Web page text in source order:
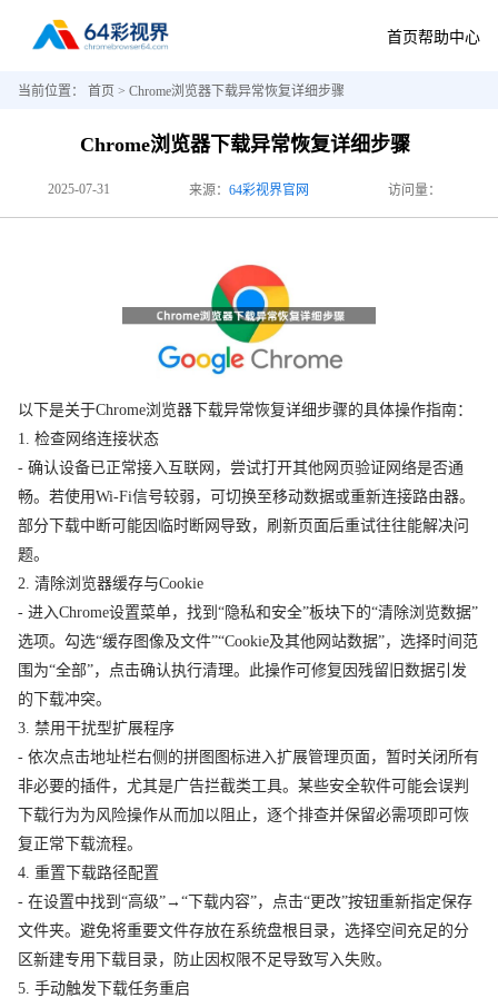
首页帮助中心
当前位置： 首页 > Chrome浏览器下载异常恢复详细步骤
Chrome浏览器下载异常恢复详细步骤
2025-07-31 来源： 64彩视界官网 访问量：
以下是关于Chrome浏览器下载异常恢复详细步骤的具体操作指南：
1. 检查网络连接状态
- 确认设备已正常接入互联网，尝试打开其他网页验证网络是否通
畅。若使用Wi-Fi信号较弱，可切换至移动数据或重新连接路由器。
部分下载中断可能因临时断网导致，刷新页面后重试往往能解决问
题。
2. 清除浏览器缓存与Cookie
- 进入Chrome设置菜单，找到“隐私和安全”板块下的“清除浏览数据”
选项。勾选“缓存图像及文件”“Cookie及其他网站数据”，选择时间范
围为“全部”，点击确认执行清理。此操作可修复因残留旧数据引发
的下载冲突。
3. 禁用干扰型扩展程序
- 依次点击地址栏右侧的拼图图标进入扩展管理页面，暂时关闭所有
非必要的插件，尤其是广告拦截类工具。某些安全软件可能会误判
下载行为为风险操作从而加以阻止，逐个排查并保留必需项即可恢
复正常下载流程。
4. 重置下载路径配置
- 在设置中找到“高级”→“下载内容”，点击“更改”按钮重新指定保存
文件夹。避免将重要文件存放在系统盘根目录，选择空间充足的分
区新建专用下载目录，防止因权限不足导致写入失败。
5. 手动触发下载任务重启